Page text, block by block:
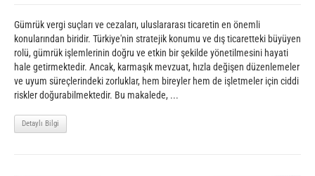
Gümrük vergi suçları ve cezaları, uluslararası ticaretin en önemli
konularından biridir. Türkiye'nin stratejik konumu ve dış ticaretteki büyüyen
rolü, gümrük işlemlerinin doğru ve etkin bir şekilde yönetilmesini hayati
hale getirmektedir. Ancak, karmaşık mevzuat, hızla değişen düzenlemeler
ve uyum süreçlerindeki zorluklar, hem bireyler hem de işletmeler için ciddi
riskler doğurabilmektedir. Bu makalede, ...
Detaylı Bilgi